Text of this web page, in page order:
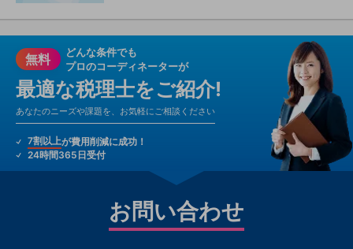
無料
どんな条件でも
プロのコーディネーターが
最適な税理士をご紹介!
あなたのニーズや課題を、お気軽にご相談ください
7割以上が費用削減に成功！
24時間365日受付
お問い合わせ